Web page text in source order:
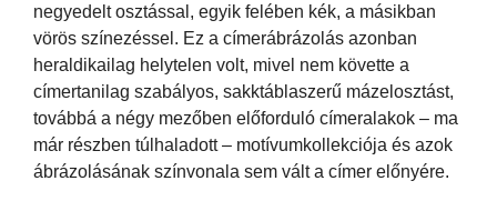
negyedelt osztással, egyik felében kék, a másikban
vörös színezéssel. Ez a címerábrázolás azonban
heraldikailag helytelen volt, mivel nem követte a
címertanilag szabályos, sakktáblaszerű mázelosztást,
továbbá a négy mezőben előforduló címeralakok – ma
már részben túlhaladott – motívumkollekciója és azok
ábrázolásának színvonala sem vált a címer előnyére.